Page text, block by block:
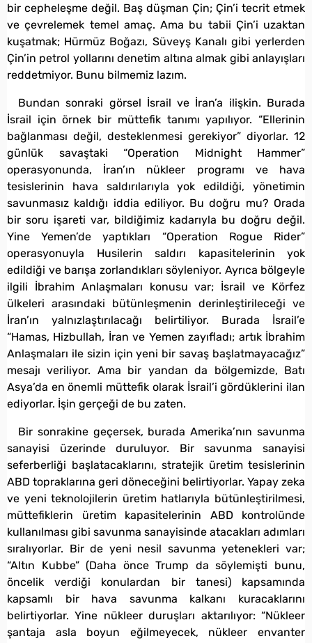
bir cepheleşme değil. Baş düşman Çin; Çin’i tecrit etmek
ve çevrelemek temel amaç. Ama bu tabii Çin’i uzaktan
kuşatmak; Hürmüz Boğazı, Süveyş Kanalı gibi yerlerden
Çin’in petrol yollarını denetim altına almak gibi anlayışları
reddetmiyor. Bunu bilmemiz lazım.
Bundan sonraki görsel İsrail ve İran’a ilişkin. Burada
İsrail için örnek bir müttefik tanımı yapılıyor. “Ellerinin
bağlanması değil, desteklenmesi gerekiyor” diyorlar. 12
günlük savaştaki “Operation Midnight Hammer”
operasyonunda, İran’ın nükleer programı ve hava
tesislerinin hava saldırılarıyla yok edildiği, yönetimin
savunmasız kaldığı iddia ediliyor. Bu doğru mu? Orada
bir soru işareti var, bildiğimiz kadarıyla bu doğru değil.
Yine Yemen’de yaptıkları “Operation Rogue Rider”
operasyonuyla Husilerin saldırı kapasitelerinin yok
edildiği ve barışa zorlandıkları söyleniyor. Ayrıca bölgeyle
ilgili İbrahim Anlaşmaları konusu var; İsrail ve Körfez
ülkeleri arasındaki bütünleşmenin derinleştirileceği ve
İran’ın yalnızlaştırılacağı belirtiliyor. Burada İsrail’e
“Hamas, Hizbullah, İran ve Yemen zayıfladı; artık İbrahim
Anlaşmaları ile sizin için yeni bir savaş başlatmayacağız”
mesajı veriliyor. Ama bir yandan da bölgemizde, Batı
Asya’da en önemli müttefik olarak İsrail’i gördüklerini ilan
ediyorlar. İşin gerçeği de bu zaten.
Bir sonrakine geçersek, burada Amerika’nın savunma
sanayisi üzerinde duruluyor. Bir savunma sanayisi
seferberliği başlatacaklarını, stratejik üretim tesislerinin
ABD topraklarına geri döneceğini belirtiyorlar. Yapay zeka
ve yeni teknolojilerin üretim hatlarıyla bütünleştirilmesi,
müttefiklerin üretim kapasitelerinin ABD kontrolünde
kullanılması gibi savunma sanayisinde atacakları adımları
sıralıyorlar. Bir de yeni nesil savunma yetenekleri var;
“Altın Kubbe” (Daha önce Trump da söylemişti bunu,
öncelik verdiği konulardan bir tanesi) kapsamında
kapsamlı bir hava savunma kalkanı kuracaklarını
belirtiyorlar. Yine nükleer duruşları aktarılıyor: “Nükleer
şantaja asla boyun eğilmeyecek, nükleer envanter